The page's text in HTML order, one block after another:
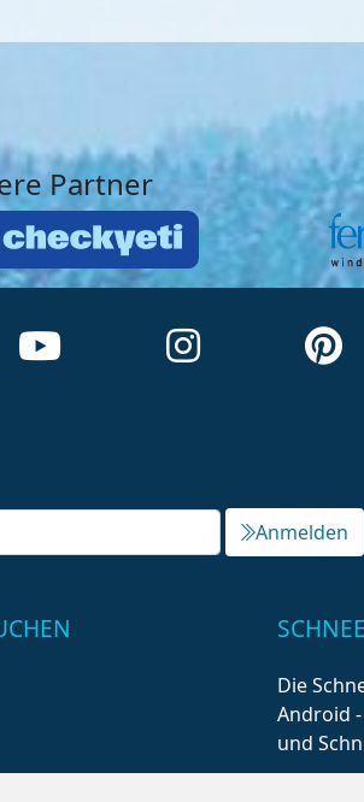
Partner
Anmelden
Die
Android
und